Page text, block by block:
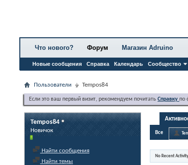
Что нового? Форум
Новые сообщения Справка Календарь Сообщество
Магазин Adruino
Пользователи Tempos84
Если это ваш первый визит, рекомендуем почитать Справку по
Tempos84
Новичок
Найти сообщения
Найти темы
Все
No Recent Activity